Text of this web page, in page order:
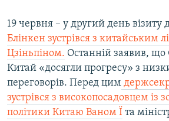
19 червня – у другий день візиту
Блінкен зустрівся з китайським
Цзіньпіном. Останній заявив, що
Китай «досягли прогресу» з
переговорів. Перед цим
зустрівся з високопосадовцем із
політики Китаю Ваном Ї та